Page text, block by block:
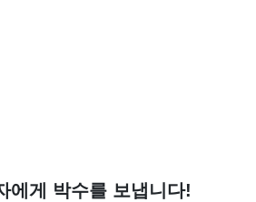
에게 박수를 보냅니다!